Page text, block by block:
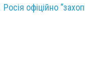
Росія офіційно